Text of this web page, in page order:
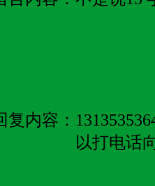
复内容：
以打电话